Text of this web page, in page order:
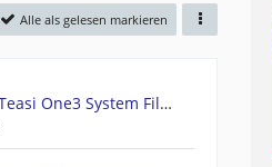
Alle als gelesen markieren
Urgent: Need Teasi One3 System Files (Windows CE) - PC recognizes it as Mass Storage!